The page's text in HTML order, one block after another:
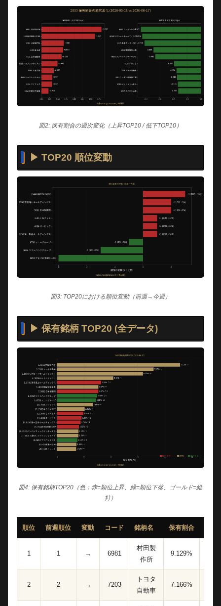
図2: 保有割合の週次変化（上昇TOP10 / 低下TOP10）
▶ TOP20 順位変動
図3: TOP20における順位変動（前週→今週）
▶ 保有銘柄 TOP20 (全データ)
図4: 保有銘柄TOP20（色：赤=順位上昇、緑=順位下落、ゴールド=維
持）
順位 前週順位 変動 コード 銘柄名 保有割合
1 1 → 6981
村田製
作所
9.129%
2 2 → 7203
トヨタ
自動車
7.166%